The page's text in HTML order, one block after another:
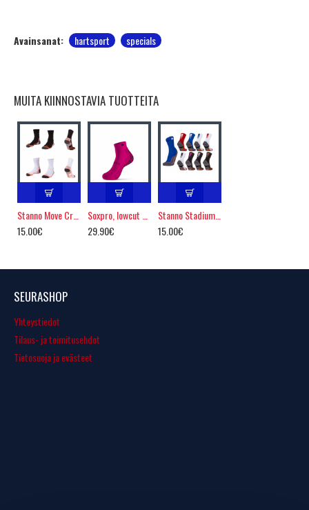
Avainsanat: hartsport specials
MUITA KIINNOSTAVIA TUOTTEITA
15.00€
29.90€
Stanno Stadium Crew sukka
15.00€
SEURASHOP
Yhteystiedot
Tilaus- ja toimitusehdot
Tietosuoja ja evästeet